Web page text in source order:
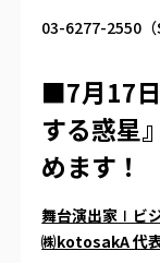
03-6277-2550（
■7月17
する惑星
めます！
舞台演出家∣ビ
㈱kotosakA 代